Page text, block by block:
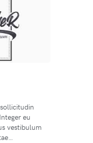
eu
vestibulum